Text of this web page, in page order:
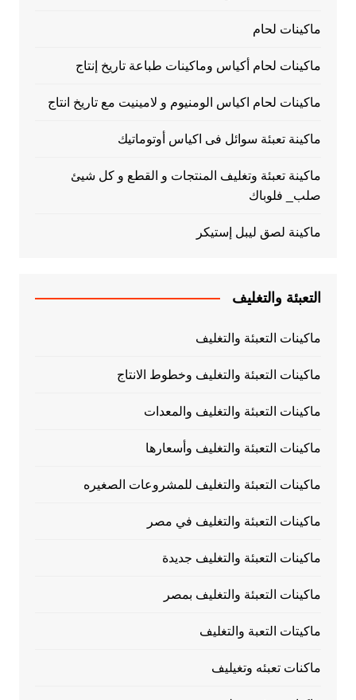
ماكينات لحام
ماكينات لحام أكياس وماكينات طباعة تاريخ إنتاج
ماكينات لحام اكياس الومنيوم و لامينيت مع تاريخ انتاج
ماكينة تعبئة سوائل فى اكياس أوتوماتيك
ماكينة تعبئة وتغليف المنتجات و القطع و كل شيئ
صلب_ فلوباك
ماكينة لصق ليبل إستيكر
التعبئة والتغليف
ماكينات التعبئة والتغليف
ماكينات التعبئة والتغليف وخطوط الانتاج
ماكينات التعبئة والتغليف والمعدات
ماكينات التعبئة والتغليف وأسعارها
ماكينات التعبئة والتغليف للمشروعات الصغيره
ماكينات التعبئة والتغليف في مصر
ماكينات التعبئة والتغليف جديدة
ماكينات التعبئة والتغليف بمصر
ماكيتات التعبة والتغليف
ماكنات تعبئه وتغيليف